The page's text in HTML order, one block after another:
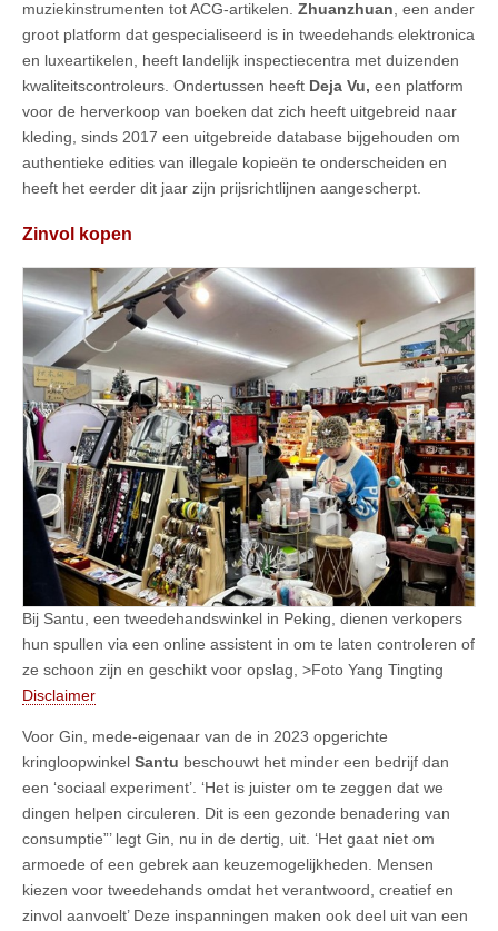
muziekinstrumenten tot ACG-artikelen. Zhuanzhuan , een ander
groot platform dat gespecialiseerd is in tweedehands elektronica
en luxeartikelen, heeft landelijk inspectiecentra met duizenden
kwaliteitscontroleurs. Ondertussen heeft Deja Vu, een platform
voor de herverkoop van boeken dat zich heeft uitgebreid naar
kleding, sinds 2017 een uitgebreide database bijgehouden om
authentieke edities van illegale kopieën te onderscheiden en
heeft het eerder dit jaar zijn prijsrichtlijnen aangescherpt.
Zinvol kopen
Bij Santu, een tweedehandswinkel in Peking, dienen verkopers
hun spullen via een online assistent in om te laten controleren of
ze schoon zijn en geschikt voor opslag, >Foto Yang Tingting
Disclaimer
Voor Gin, mede-eigenaar van de in 2023 opgerichte
kringloopwinkel Santu beschouwt het minder een bedrijf dan
een ‘sociaal experiment’. ‘Het is juister om te zeggen dat we
dingen helpen circuleren. Dit is een gezonde benadering van
consumptie”’ legt Gin, nu in de dertig, uit. ‘Het gaat niet om
armoede of een gebrek aan keuzemogelijkheden. Mensen
kiezen voor tweedehands omdat het verantwoord, creatief en
zinvol aanvoelt’ Deze inspanningen maken ook deel uit van een